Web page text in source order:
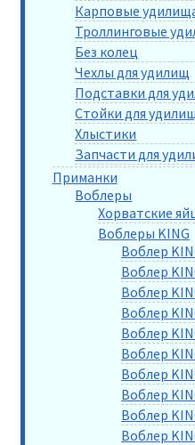
Карповые
Троллинговые
Без колец
Чехлы для удилищ
Подставки для
Стойки для
Хлыстики
Запчасти для
Приманки
Воблеры
Хорватские
Воблеры KING
Воблер
Воблер
Воблер
Воблер
Воблер
Воблер
Воблер
Воблер
Воблер
Воблер